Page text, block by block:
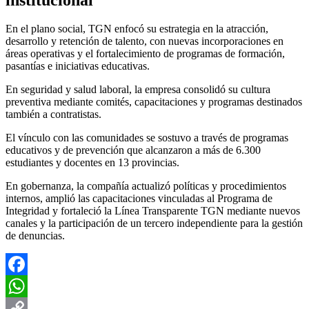
En el plano social, TGN enfocó su estrategia en la atracción,
desarrollo y retención de talento, con nuevas incorporaciones en
áreas operativas y el fortalecimiento de programas de formación,
pasantías e iniciativas educativas.
En seguridad y salud laboral, la empresa consolidó su cultura
preventiva mediante comités, capacitaciones y programas destinados
también a contratistas.
El vínculo con las comunidades se sostuvo a través de programas
educativos y de prevención que alcanzaron a más de 6.300
estudiantes y docentes en 13 provincias.
En gobernanza, la compañía actualizó políticas y procedimientos
internos, amplió las capacitaciones vinculadas al Programa de
Integridad y fortaleció la Línea Transparente TGN mediante nuevos
canales y la participación de un tercero independiente para la gestión
de denuncias.
Facebook